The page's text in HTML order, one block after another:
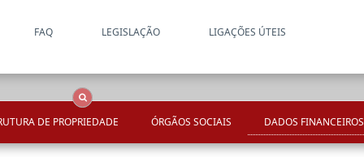
FAQ LEGISLAÇÃO LIGAÇÕES ÚTEIS
DE PROPRIEDADE ÓRGÃOS SOCIAIS DADOS FINANCEIROS